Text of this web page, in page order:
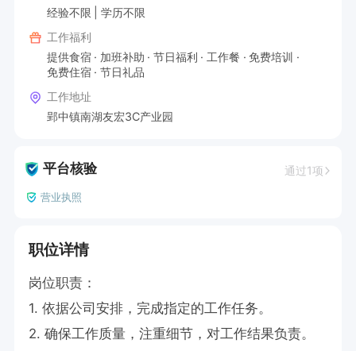
经验不限
学历不限
工作福利
提供食宿
加班补助 节日福利 工作餐
免费培训
免费住宿
节日礼品
工作地址
郢中镇南湖友宏3C产业园
平台核验 通过1项
营业执照
职位详情
岗位职责：
1. 依据公司安排，完成指定的工作任务。
2. 确保工作质量，注重细节，对工作结果负责。